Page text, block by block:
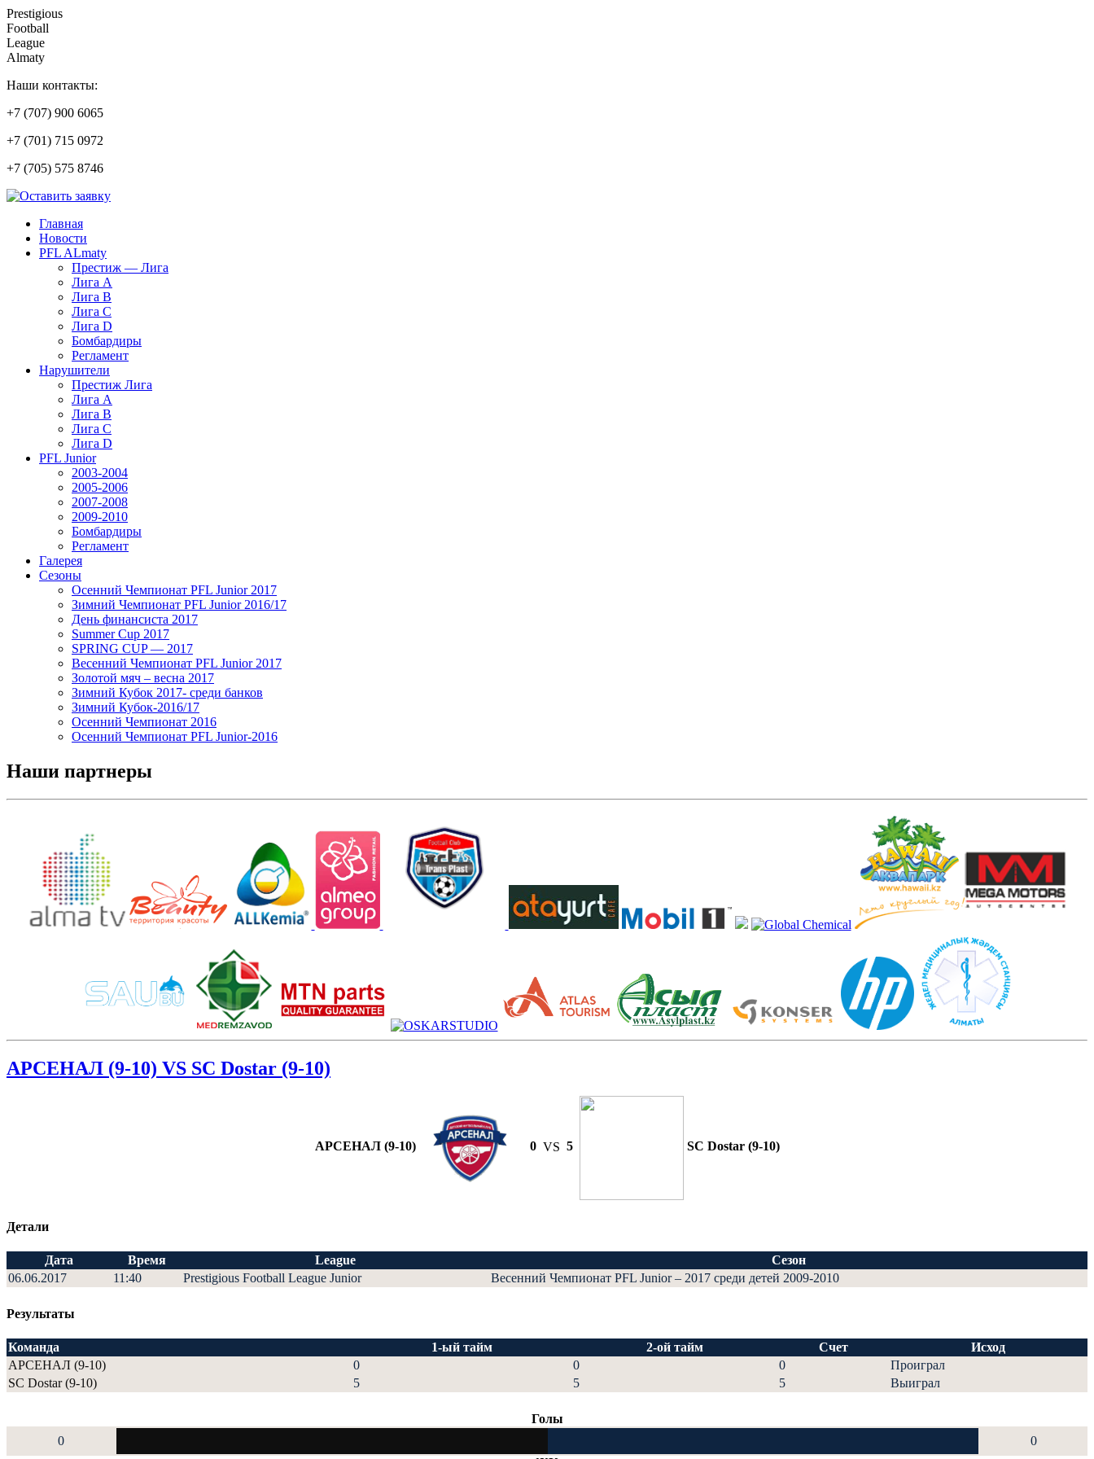
Prestigious
Football
League
Almaty
Наши контакты:
+7 (707) 900 6065
+7 (701) 715 0972
+7 (705) 575 8746
Главная
Новости
PFL ALmaty
Престиж — Лига
Лига А
Лига В
Лига С
Лига D
Бомбардиры
Регламент
Нарушители
Престиж Лига
Лига А
Лига В
Лига С
Лига D
PFL Junior
2003-2004
2005-2006
2007-2008
2009-2010
Бомбардиры
Регламент
Галерея
Сезоны
Осенний Чемпионат PFL Junior 2017
Зимний Чемпионат PFL Junior 2016/17
День финансиста 2017
Summer Cup 2017
SPRING CUP — 2017
Весенний Чемпионат PFL Junior 2017
Золотой мяч – весна 2017
Зимний Кубок 2017- среди банков
Зимний Кубок-2016/17
Осенний Чемпионат 2016
Осенний Чемпионат PFL Junior-2016
Наши партнеры
АРСЕНАЛ (9-10) VS SC Dostar (9-10)
АРСЕНАЛ (9-10) 0 VS 5 SC Dostar (9-10)
Детали
Дата Время League
Сезон
06.06.2017
11:40 Prestigious Football League Junior Весенний Чемпионат PFL Junior – 2017 среди детей 2009-2010
Результаты
Команда 1-ый тайм 2-ой тайм Счет
Исход
АРСЕНАЛ (9-10)
0 0 0
Проиграл
SC Dostar (9-10)
5 5 5 Выиграл
Голы
0
0